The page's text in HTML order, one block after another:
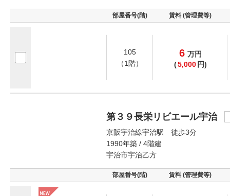
部屋番号(階) 賃料 (管理費等)
105
（1階）
6 万円
(5,000 円)
第３９長栄リビエール宇治
京阪宇治線宇治駅 徒歩3分
1990年築 / 4階建
宇治市宇治乙方
部屋番号(階) 賃料 (管理費等)